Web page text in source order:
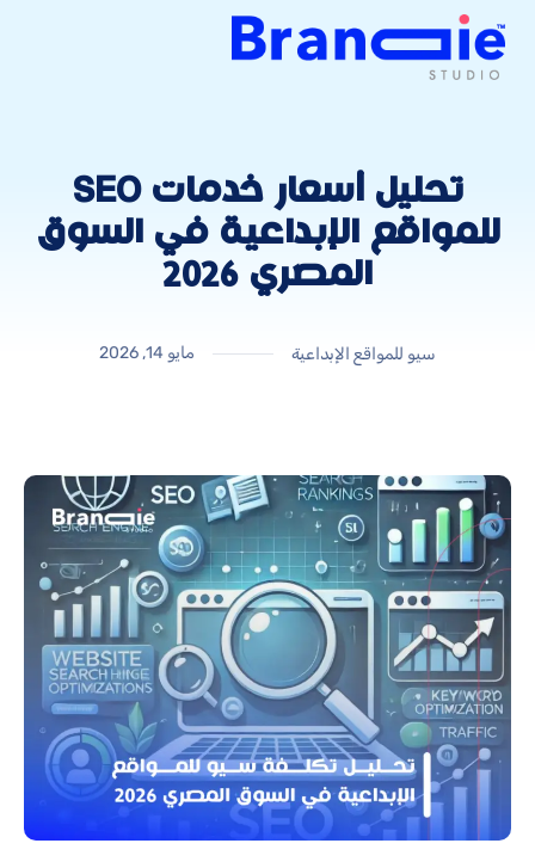
تحليل أسعار خدمات SEO
للمواقع الإبداعية في السوق
المصري 2026
سيو للمواقع الإبداعية مايو 14, 2026